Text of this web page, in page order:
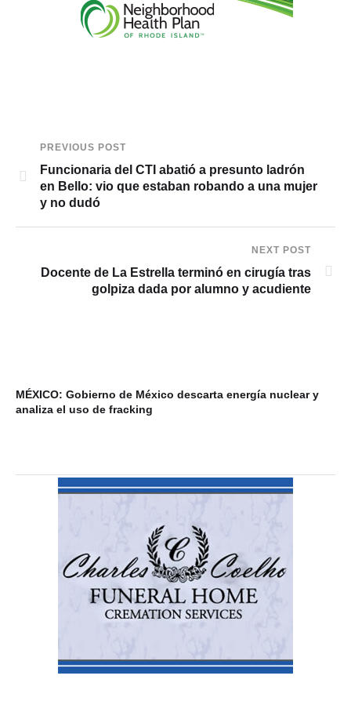
PREVIOUS POST
Funcionaria del CTI abatió a presunto ladrón
en Bello: vio que estaban robando a una mujer
y no dudó
NEXT POST
Docente de La Estrella terminó en cirugía tras
golpiza dada por alumno y acudiente
MÉXICO: Gobierno de México descarta energía nuclear y
analiza el uso de fracking